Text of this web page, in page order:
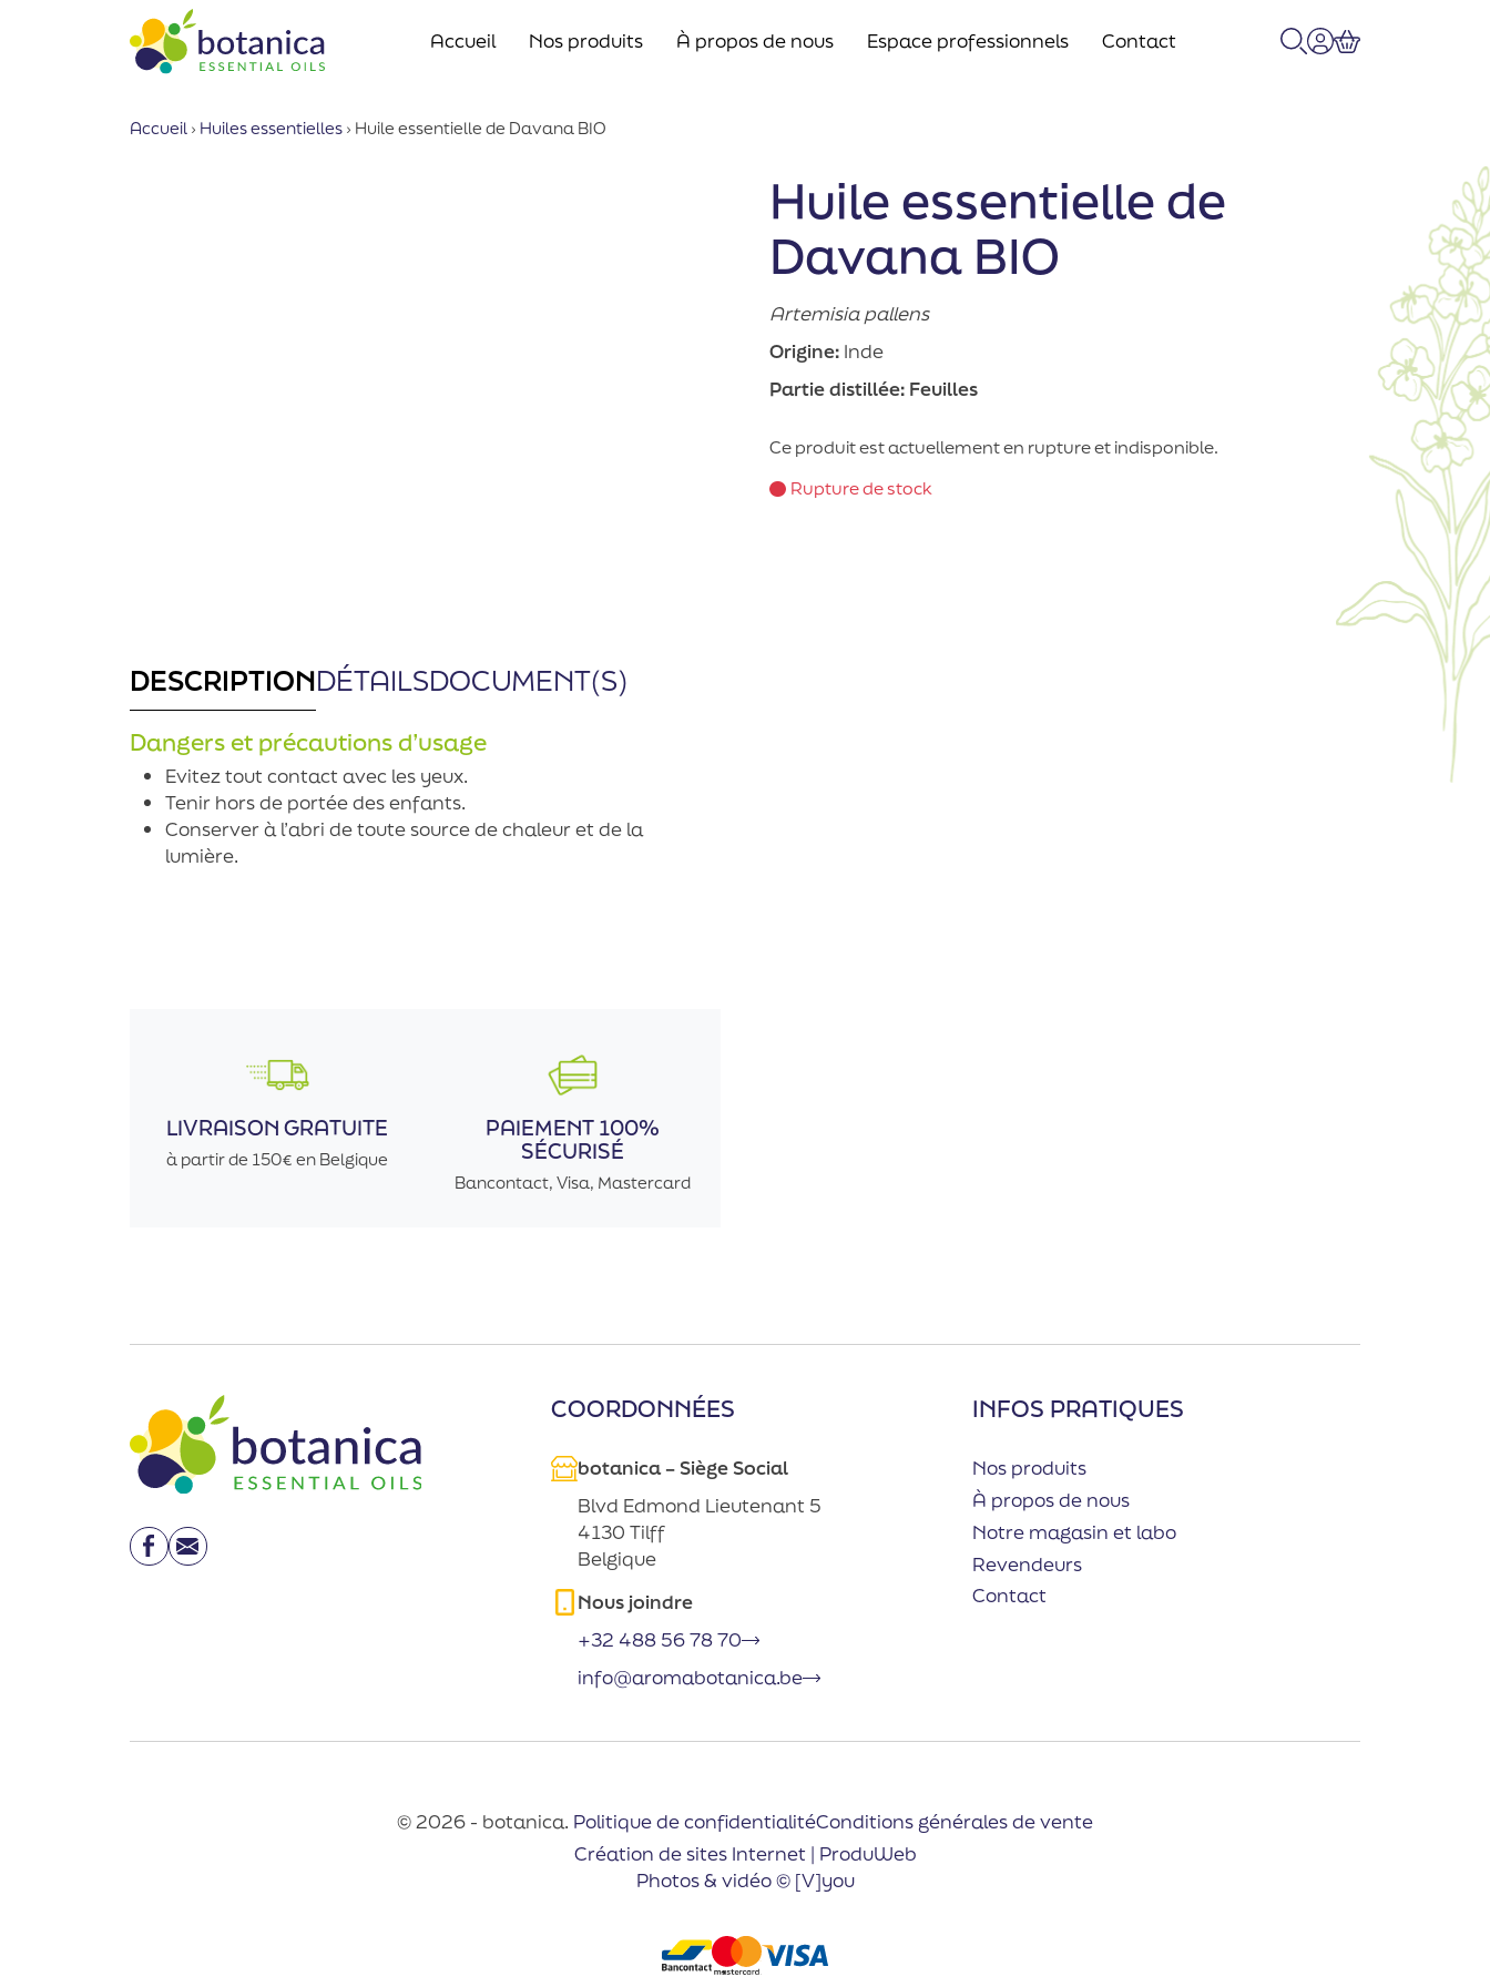
Accueil Nos produits À propos de nous Espace professionnels
Contact
Accueil › Huiles essentielles › Huile essentielle de Davana BIO
Huile essentielle de
Davana BIO
Artemisia pallens
Origine: Inde
Partie distillée: Feuilles
Ce produit est actuellement en rupture et indisponible.
Rupture de stock
DESCRIPTIONDÉTAILSDOCUMENT(S)
Dangers et précautions d’usage
Evitez tout contact avec les yeux.
Tenir hors de portée des enfants.
Conserver à l’abri de toute source de chaleur et de la
lumière.
LIVRAISON GRATUITE
à partir de 150€ en Belgique
PAIEMENT 100%
SÉCURISÉ
Bancontact, Visa, Mastercard
COORDONNÉES
botanica – Siège Social
Blvd Edmond Lieutenant 5
4130 Tilff
Belgique
Nous joindre
+32 488 56 78 70
info@aromabotanica.be
INFOS PRATIQUES
Nos produits
À propos de nous
Notre magasin et labo
Revendeurs
Contact
Facebook
Email
© 2026 - botanica. Politique de confidentialitéConditions générales de vente
Création de sites Internet | ProduWeb
Photos & vidéo © [V]you